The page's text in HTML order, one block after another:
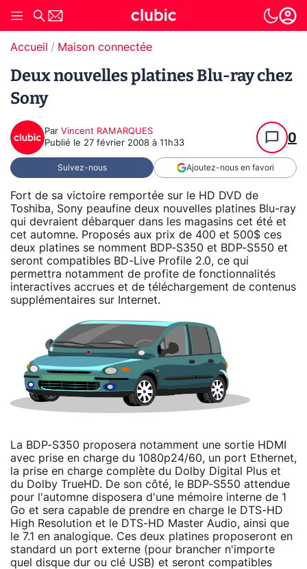
Accueil Maison connectée
Deux nouvelles platines Blu-ray chez
Sony
Par Vincent RAMARQUES
Publié le 27 février 2008 à 11h33 0
Suivez-nous Ajoutez-nous en favori
Fort de sa victoire remportée sur le HD DVD de
Toshiba, Sony peaufine deux nouvelles platines Blu-ray
qui devraient débarquer dans les magasins cet été et
cet automne. Proposés aux prix de 400 et 500$ ces
deux platines se nomment BDP-S350 et BDP-S550 et
seront compatibles BD-Live Profile 2.0, ce qui
permettra notamment de profite de fonctionnalités
interactives accrues et de téléchargement de contenus
supplémentaires sur Internet.
La BDP-S350 proposera notamment une sortie HDMI
avec prise en charge du 1080p24/60, un port Ethernet,
la prise en charge complète du Dolby Digital Plus et
du Dolby TrueHD. De son côté, le BDP-S550 attendue
pour l'automne disposera d'une mémoire interne de 1
Go et sera capable de prendre en charge le DTS-HD
High Resolution et le DTS-HD Master Audio, ainsi que
le 7.1 en analogique. Ces deux platines proposeront en
standard un port externe (pour brancher n'importe
quel disque dur ou clé USB) et seront compatibles